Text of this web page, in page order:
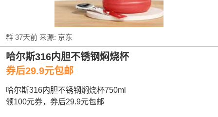
群 37天前来源: 京东
哈尔斯316内胆不锈钢焖烧杯
券后29.9元包邮
哈尔斯316内胆不锈钢焖烧杯750ml
领100元券，券后29.9元包邮